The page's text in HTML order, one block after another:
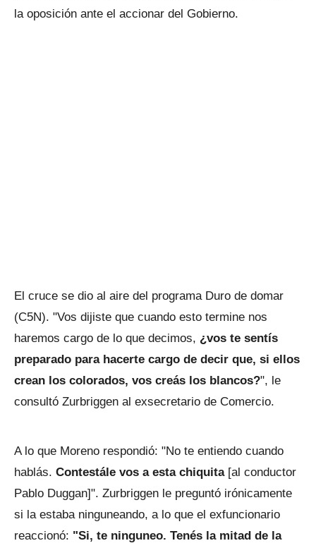
la oposición ante el accionar del Gobierno.
El cruce se dio al aire del programa Duro de domar
(C5N). "Vos dijiste que cuando esto termine nos
haremos cargo de lo que decimos, ¿vos te sentís
preparado para hacerte cargo de decir que, si ellos
crean los colorados, vos creás los blancos?", le
consultó Zurbriggen al exsecretario de Comercio.
A lo que Moreno respondió: "No te entiendo cuando
hablás. Contestále vos a esta chiquita [al conductor
Pablo Duggan]". Zurbriggen le preguntó irónicamente
si la estaba ninguneando, a lo que el exfuncionario
reaccionó: "Si, te ninguneo. Tenés la mitad de la